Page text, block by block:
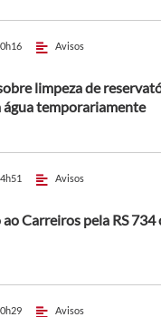
Avisos
limpeza de
água temporariamente
Avisos
Carreiros pela RS 734
Avisos